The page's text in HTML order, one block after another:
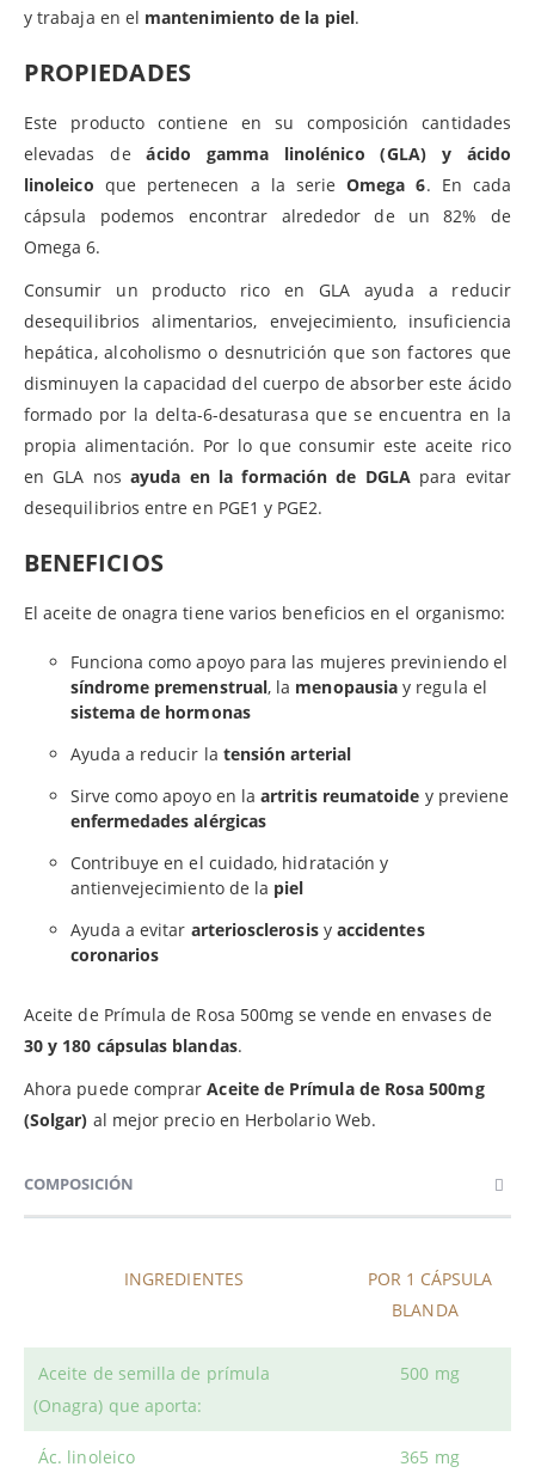
y trabaja en el mantenimiento de la piel.
PROPIEDADES
Este producto contiene en su composición cantidades
elevadas de ácido gamma linolénico (GLA) y ácido
linoleico que pertenecen a la serieOmega 6. En cada
cápsula podemos encontrar alrededor de un 82% de
Omega 6.
Consumir un producto rico en GLA ayuda a reducir
desequilibrios alimentarios, envejecimiento, insuficiencia
hepática, alcoholismo o desnutrición que son factores que
disminuyen la capacidad del cuerpo de absorber este ácido
formado por la delta-6-desaturasa que se encuentra en la
propia alimentación. Por lo que consumir este aceite rico
en GLA nosayuda en la formación de DGLApara evitar
desequilibrios entre en PGE1 y PGE2.
BENEFICIOS
El aceite de onagra tiene varios beneficios en el organismo:
Funciona como apoyo para las mujeres previniendo el
síndrome premenstrual, la menopausia y regula el
sistema de hormonas
Ayuda a reducir la tensión arterial
Sirve como apoyo en laartritis reumatoide y previene
enfermedades alérgicas
Contribuye en el cuidado, hidratación y
antienvejecimiento de la piel
Ayuda a evitar arteriosclerosisy accidentes
coronarios
Aceite de Prímula de Rosa 500mg se vende en envases de
30 y 180 cápsulas blandas.
Ahora puede comprarAceite de Prímula de Rosa 500mg
(Solgar) al mejor precio en Herbolario Web.
COMPOSICIÓN
INGREDIENTES
POR 1 CÁPSULA
BLANDA
Aceite de semilla de prímula
(Onagra) que aporta:
500 mg
Ác. linoleico 365 mg